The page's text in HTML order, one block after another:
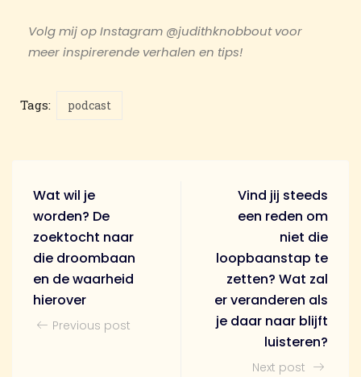
Volg mij op Instagram @judithknobbout voor
meer inspirerende verhalen en tips!
Tags: podcast
Wat wil je
worden? De
zoektocht naar
die droombaan
en de waarheid
hierover
Previous post
Vind jij steeds
een reden om
niet die
loopbaanstap te
zetten? Wat zal
er veranderen als
je daar naar blijft
luisteren?
Next post